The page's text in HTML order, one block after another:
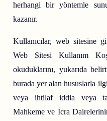
herhangi bir yöntemle
kazanır.
Kullanıcılar, web sitesine
Web Sitesi Kullanım
okuduklarını, yukarıda
burada yer alan hususlarla
veya ihtilaf iddia veya
Mahkeme ve İcra